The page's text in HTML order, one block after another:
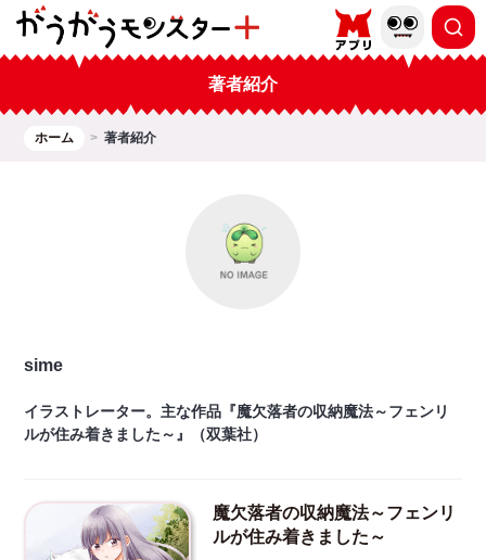
著者紹介
ホーム 著者紹介
sime
イラストレーター。主な作品『魔欠落者の収納魔法～フェンリ
ルが住み着きました～』（双葉社）
魔欠落者の収納魔法～フェンリ
ルが住み着きました～